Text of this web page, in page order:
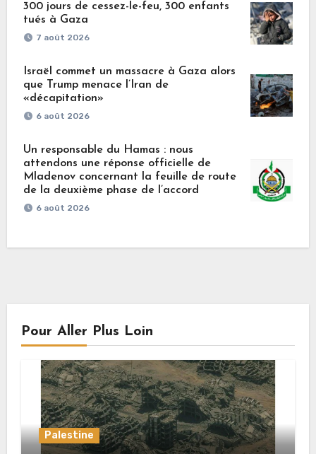
300 jours de cessez-le-feu, 300 enfants
tués à Gaza
7 août 2026
Israël commet un massacre à Gaza alors
que Trump menace l’Iran de
«décapitation»
6 août 2026
Un responsable du Hamas : nous
attendons une réponse officielle de
Mladenov concernant la feuille de route
de la deuxième phase de l’accord
6 août 2026
Pour Aller Plus Loin
Palestine